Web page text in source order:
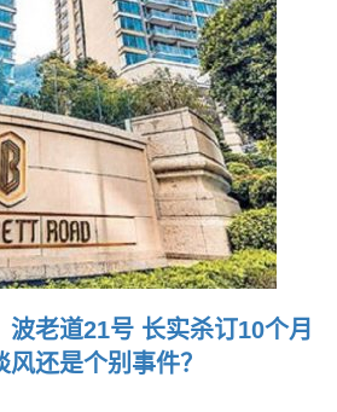
波老道21号 长实杀订10个月
还是个别事件？